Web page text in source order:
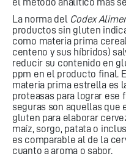
el método analítico más
La norma del Codex
productos sin gluten
como materia prima
centeno y sus híbridos)
reducir su contenido en
ppm en el producto final.
materia prima estrella es
proteasas para lograr ese
seguras son aquellas que
gluten para elaborar
maíz, sorgo, patata o
es comparable al de la
cuanto a aroma o sabor.